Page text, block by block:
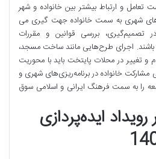
و ارتباط بیشتر بین خانواده و شهر
شهری به سمت خانواده جهت گیری می
تصمیم‌گیری، بررسی قوانین و مقررات
باشند. اجرای طرح‌هایی مانند ساخت مسجد،
و تغییر در محلات پایتخت باید با محوریت
مشارکت خانواده در برنامه‌ریزی‌های شهری و
را به سمت فرهنگ ایرانی و اسلامی سوق
ایده‌پردازی